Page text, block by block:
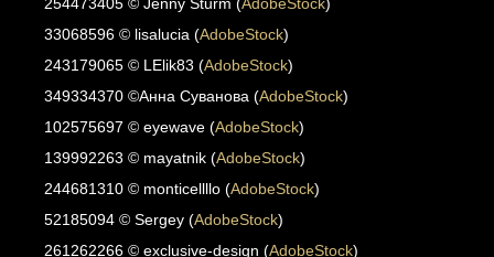
33068596 © lisalucia (AdobeStock)
243179065 © LElik83 (AdobeStock)
349334370 ©Анна Суванова (AdobeStock)
102575697 © eyewave (AdobeStock)
139992263 © mayatnik (AdobeStock)
244681310 © monticellllo (AdobeStock)
52185094 © Sergey (AdobeStock)
261262266 © exclusive-design (AdobeStock)